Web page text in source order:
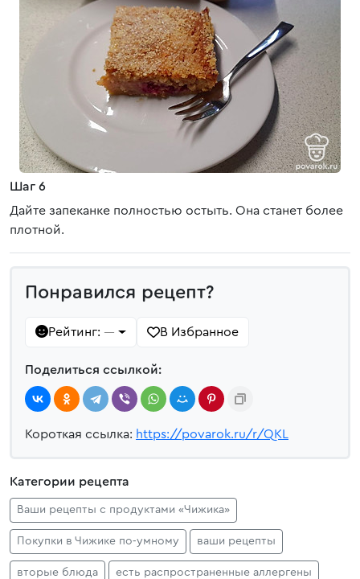
Шаг 6
Дайте запеканке полностью остыть. Она станет более
плотной.
Понравился рецепт?
Рейтинг: — В Избранное
Поделиться ссылкой:
Короткая ссылка: https://povarok.ru/r/QKL
Категории рецепта
Ваши рецепты с продуктами «Чижика»
Покупки в Чижике по‑умному ваши рецепты
вторые блюда есть распространенные аллергены